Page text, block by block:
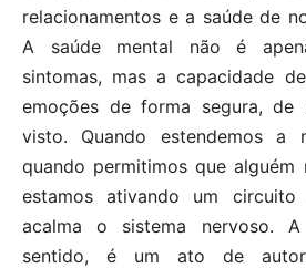
relacionamentos e a saúde de
A saúde mental não é
sintomas, mas a capacidade
emoções de forma segura,
visto. Quando estendemos a
quando permitimos que alguém
estamos ativando um circuito
acalma o sistema nervoso. A
sentido, é um ato de